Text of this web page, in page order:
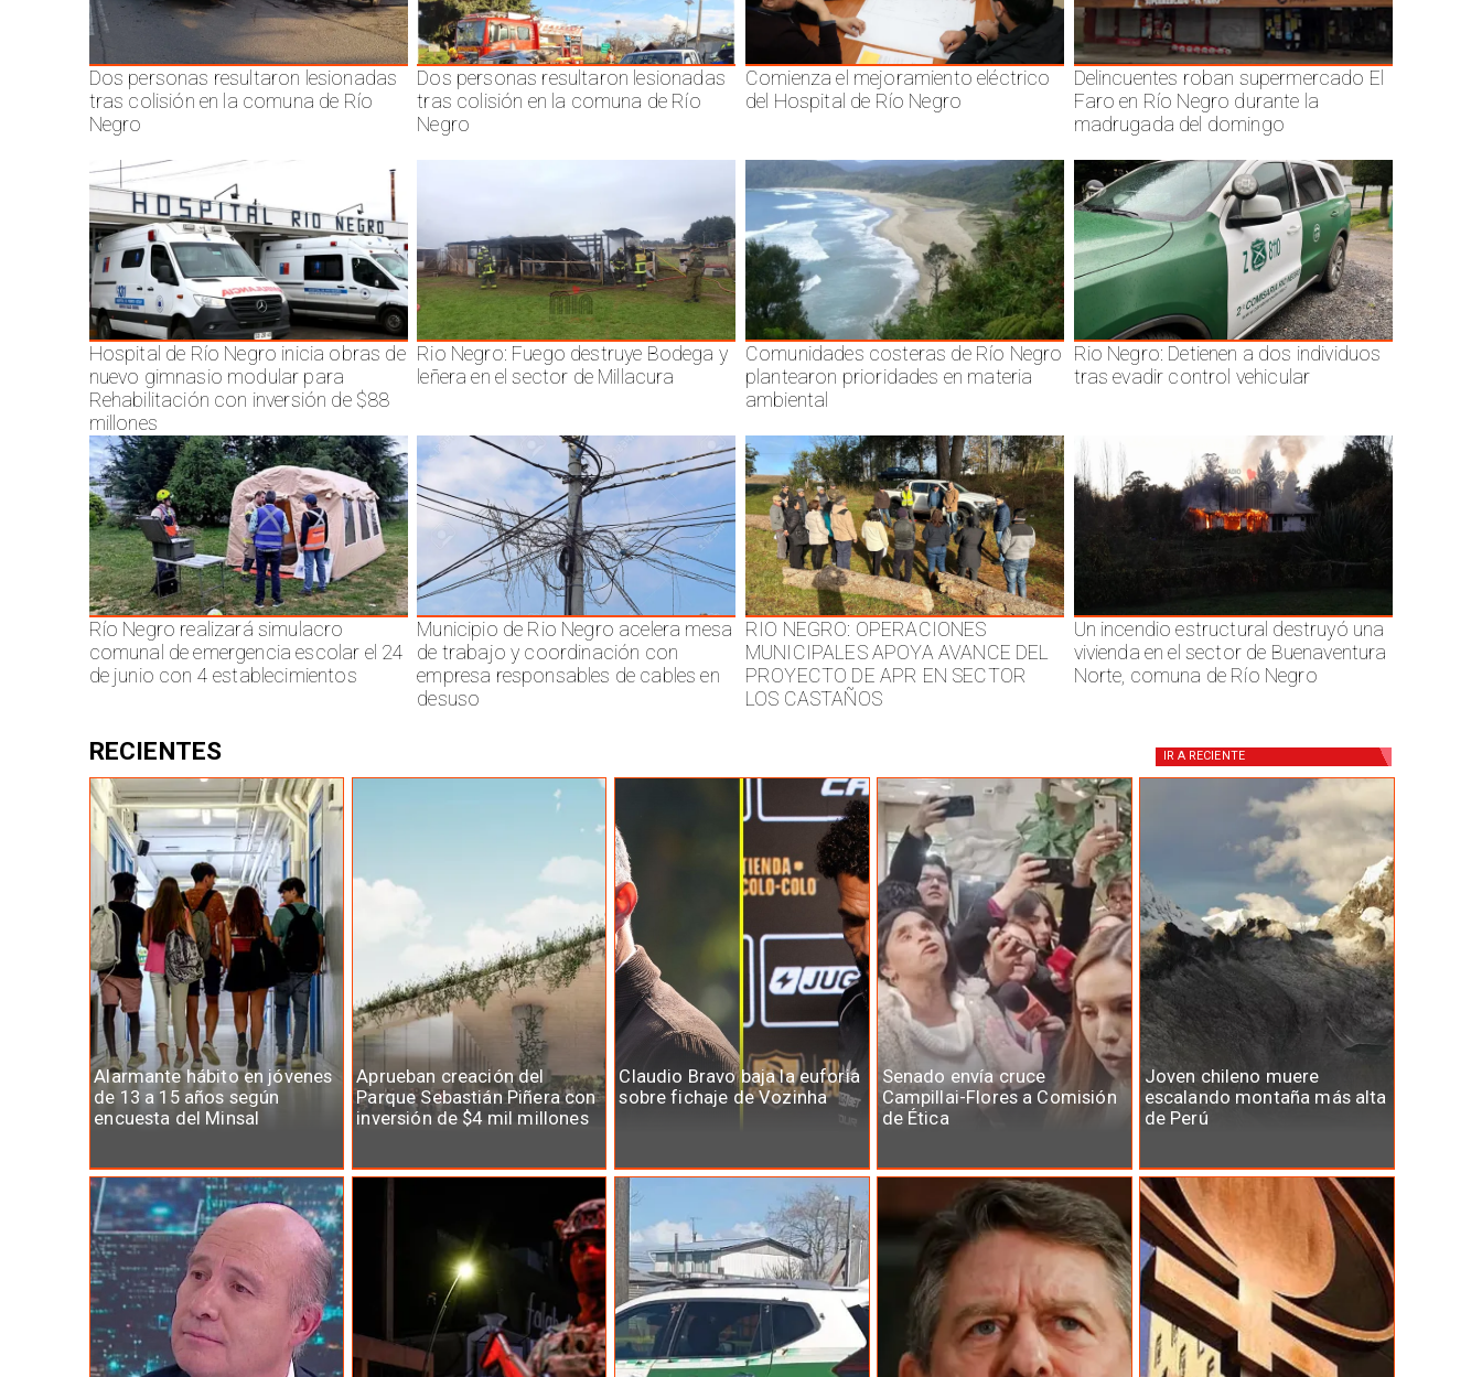
Dos personas resultaron lesionadas
tras colisión en la comuna de Río
Negro
Dos personas resultaron lesionadas
tras colisión en la comuna de Río
Negro
Comienza el mejoramiento eléctrico
del Hospital de Río Negro
Delincuentes roban supermercado El
Faro en Río Negro durante la
madrugada del domingo
Hospital de Río Negro inicia obras de
nuevo gimnasio modular para
Rehabilitación con inversión de $88
millones
Rio Negro: Fuego destruye Bodega y
leñera en el sector de Millacura
Comunidades costeras de Río Negro
plantearon prioridades en materia
ambiental
Rio Negro: Detienen a dos individuos
tras evadir control vehicular
Río Negro realizará simulacro
comunal de emergencia escolar el 24
de junio con 4 establecimientos
Municipio de Rio Negro acelera mesa
de trabajo y coordinación con
empresa responsables de cables en
desuso
RIO NEGRO: OPERACIONES
MUNICIPALES APOYA AVANCE DEL
PROYECTO DE APR EN SECTOR
LOS CASTAÑOS
Un incendio estructural destruyó una
vivienda en el sector de Buenaventura
Norte, comuna de Río Negro
Alarmante hábito en jóvenes
de 13 a 15 años según
encuesta del Minsal
Aprueban creación del
Parque Sebastián Piñera con
inversión de $4 mil millones
Claudio Bravo baja la euforia
sobre fichaje de Vozinha
Senado envía cruce
Campillai-Flores a Comisión
de Ética
Joven chileno muere
escalando montaña más alta
de Perú
RECIENTES IR A RECIENTE